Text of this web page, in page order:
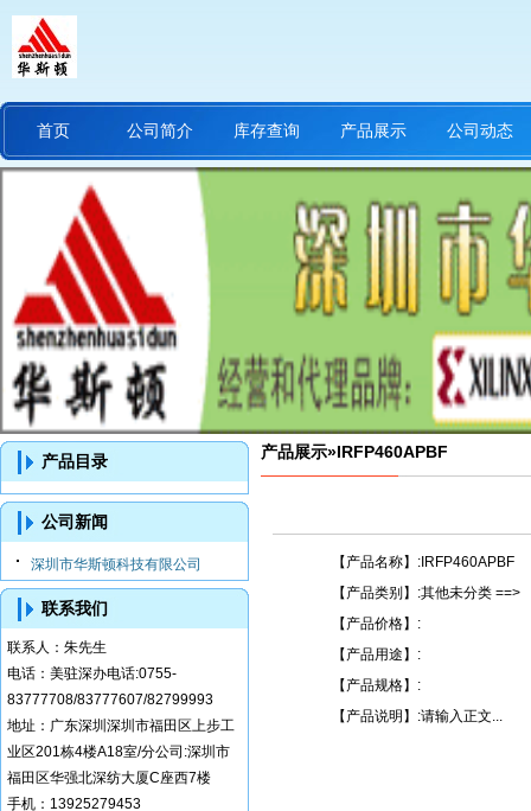
首页 公司简介 库存查询 产品展示 公司动态
产品目录
公司新闻
深圳市华斯顿科技有限公司
联系我们
联系人： 朱先生
电话： 美驻深办电话:0755-
83777708/83777607/82799993
地址： 广东深圳深圳市福田区上步工
业区201栋4楼A18室/分公司:深圳市
福田区华强北深纺大厦C座西7楼
手机： 13925279453
产品展示»IRFP460APBF
【产品名称】:IRFP460APBF
【产品类别】:其他未分类 ==>
【产品价格】:
【产品用途】:
【产品规格】:
【产品说明】:请输入正文...